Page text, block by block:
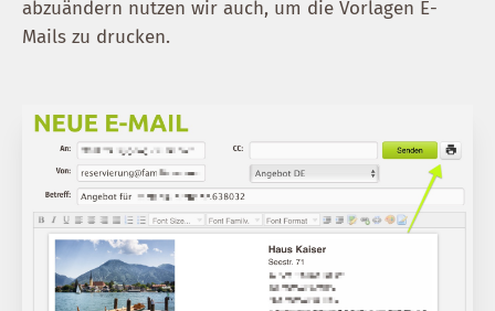
abzuändern nutzen wir auch, um die Vorlagen E-
Mails zu drucken.